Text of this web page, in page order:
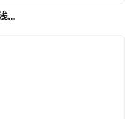
微信小程序WeUI 组件库（浅色）| 免费UI设计素材